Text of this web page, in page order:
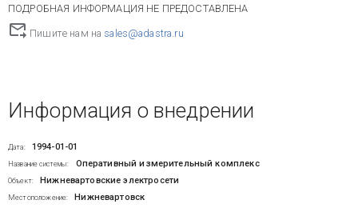
ПОДРОБНАЯ ИНФОРМАЦИЯ НЕ ПРЕДОСТАВЛЕНА
Пишите нам на sales@adastra.ru
Информация о внедрении
Дата: 1994-01-01
Название системы: Оперативный измерительный комплекс
Объект: Нижневартовские электросети
Местоположение: Нижневартовск